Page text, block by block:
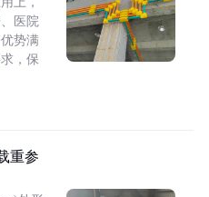
医院
势满
，保
重参